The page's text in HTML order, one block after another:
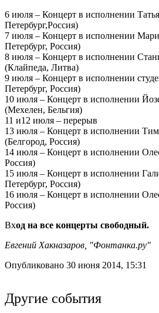
6 июля – Концерт в исполнении
Петербург,Россия)
7 июля – Концерт в исполнении
Петербург, Россия)
8 июля – Концерт в исполнении
(Клайпеда, Литва)
9 июля – Концерт в исполнении
Петербург, Россия)
10 июля – Концерт в исполнении
(Мехелен, Бельгия)
11 и12 июля – перерыв
13 июля – Концерт в исполнении
(Белгород, Россия)
14 июля – Концерт в исполнении
Россия)
15 июля – Концерт в исполнении
Петербург, Россия)
16 июля – Концерт в исполнении
Россия)
Вход на все концерты свободный.
Евгений Хакназаров, "Фонтанка.ру"
Опубликовано 30 июня 2014, 15:31
Другие события